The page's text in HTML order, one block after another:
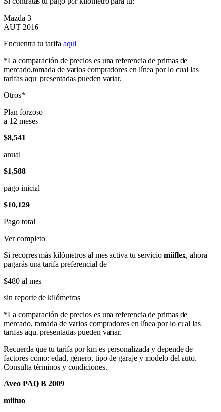
Mazda 3
AUT 2016
Encuentra tu tarifa aqui
*La comparación de precios es una referencia de primas de
mercado,tomada de varios compradores en línea por lo cual las
tarifas aqui presentadas pueden variar.
Otros*
Plan forzoso
a 12 meses
$8,541
anual
$1,588
pago inicial
$10,129
Pago total
Ver completo
Si recorres más kilómetros al mes activa tu servicio miiflex, ahora
pagarás una tarifa preferencial de
$480 al mes
sin reporte de kilómetros
*La comparación de precios es una referencia de primas de
mercado, tomada de varios compradores en línea por lo cual las
tarifas aqui presentadas pueden variar.
Recuerda que tu tarifa por km es personalizada y depende de
factores como: edad, género, tipo de garaje y modelo del auto.
Consulta términos y condiciones.
Aveo PAQ B 2009
miituo